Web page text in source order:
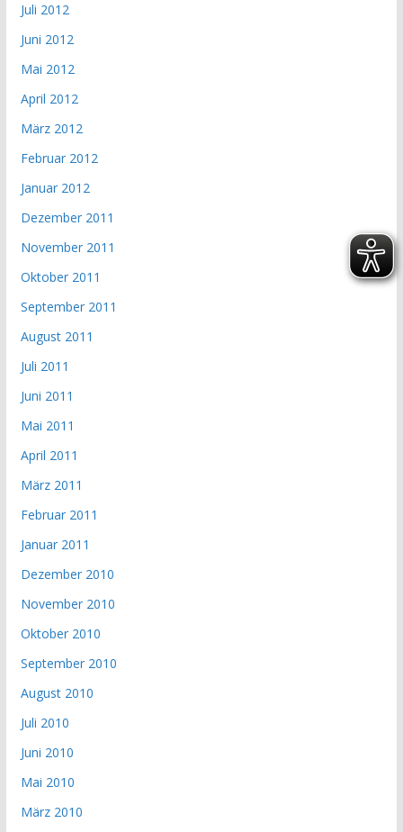
Juli 2012
Juni 2012
Mai 2012
April 2012
März 2012
Februar 2012
Januar 2012
Dezember 2011
November 2011
Oktober 2011
September 2011
August 2011
Juli 2011
Juni 2011
Mai 2011
April 2011
März 2011
Februar 2011
Januar 2011
Dezember 2010
November 2010
Oktober 2010
September 2010
August 2010
Juli 2010
Juni 2010
Mai 2010
März 2010